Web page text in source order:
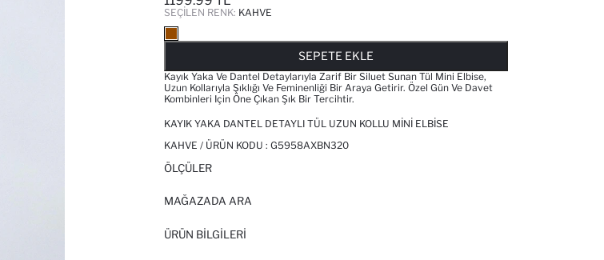
SEÇILEN RENK: KAHVE
SEPETE EKLE
Kayık Yaka Ve Dantel Detaylarıyla Zarif Bir Siluet Sunan Tül Mini Elbise,
Uzun Kollarıyla Şıklığı Ve Feminenliği Bir Araya Getirir. Özel Gün Ve Davet
Kombinleri Için Öne Çıkan Şık Bir Tercihtir.
KAYIK YAKA DANTEL DETAYLI TÜL UZUN KOLLU MINI ELBISE
KAHVE / ÜRÜN KODU : G5958AXBN320
ÖLÇÜLER
MAĞAZADA ARA
ÜRÜN BILGILERI